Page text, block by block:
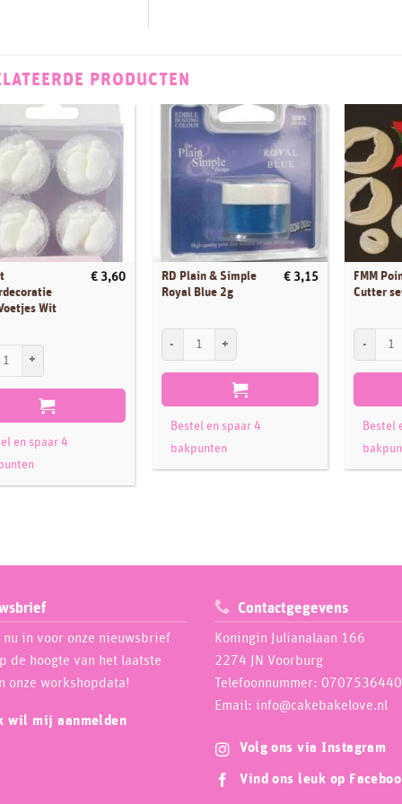
PRODUCTEN
Wit
€3,60
Suikerdecoratie Baby Voetjes Wit pk/24 aantal
en spaar 4
RD Plain & Simple
Royal Blue 2g
€3,15
Bestel en spaar 4
bakpunten
FMM
Cutter
Bestel
in voor onze nieuwsbrief
de hoogte van het laatste
onze workshopdata!
wil mij aanmelden
Contactgegevens
Koningin Julianalaan 166
2274 JN Voorburg
Telefoonnummer: 0707536440
Email: info@cakebakelove.nl
Volg ons via Instagram
Vind ons leuk op